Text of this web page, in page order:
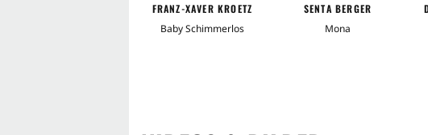
FRANZ-XAVER KROETZ
Baby Schimmerlos
SENTA BERGER
Mona